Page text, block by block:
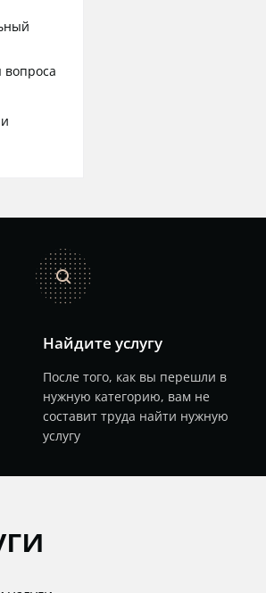
search
Найдите услугу
После того, как вы перешли в
нужную категорию, вам не
составит труда найти нужную
услугу